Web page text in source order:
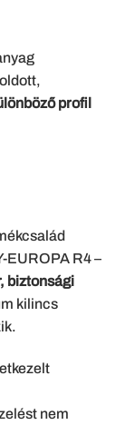
profil
EUROPA R4 –
biztonsági
kilincs
nem